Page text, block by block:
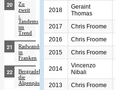
Zu
zweit
-
Tandems
im
Trend
Radwandern
in
Franken
Bergradeln,
die
Alpenpässe
2018
Geraint
Thomas
2017 Chris Froome
2016
Chris Froome
2015
Chris Froome
2014
Vincenzo
Nibali
2013 Chris Froome